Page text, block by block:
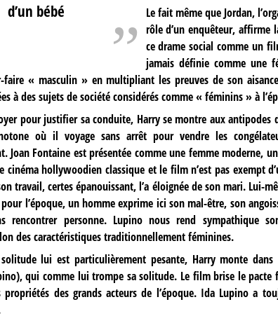
d’un bébé
Le fait même que Jordan,
rôle d’un enquêteur,
ce drame social comme un
jamais définie comme une
faire « masculin » en multipliant les preuves de son
à des sujets de société considérés comme « féminins » à
pour justifier sa conduite, Harry se montre aux antipodes
où il voyage sans arrêt pour vendre les
Joan Fontaine est présentée comme une femme moderne,
cinéma hollywoodien classique et le film n’est pas exempt
travail, certes épanouissant, l’a éloignée de son mari. Lui-
pour l’époque, un homme exprime ici son mal-être, son
rencontrer personne. Lupino nous rend sympathique
des caractéristiques traditionnellement féminines.
lui est particulièrement pesante, Harry monte
qui comme lui trompe sa solitude. Le film brise le
des grands acteurs de l’époque. Ida Lupino a